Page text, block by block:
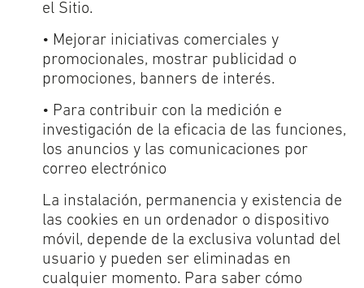
el Sitio.
• Mejorar iniciativas comerciales y
promocionales, mostrar publicidad o
promociones, banners de interés.
• Para contribuir con la medición e
investigación de la eficacia de las funciones,
los anuncios y las comunicaciones por
correo electrónico
La instalación, permanencia y existencia de
las cookies en un ordenador o dispositivo
móvil, depende de la exclusiva voluntad del
usuario y pueden ser eliminadas en
cualquier momento. Para saber cómo